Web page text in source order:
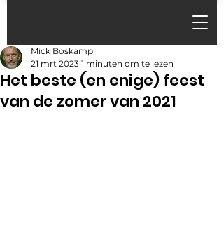
Het beste (en enige) feest
van de zomer van 2021
Mick Boskamp
21 mrt 2023 1 minuten om te lezen